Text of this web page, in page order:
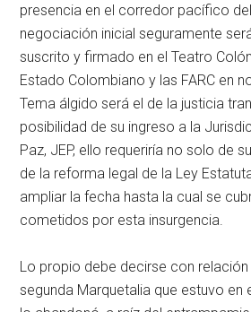
presencia en el corredor pacífico
negociación inicial seguramente
suscrito y firmado en el Teatro
Estado Colombiano y las FARC en
Tema álgido será el de la justicia
posibilidad de su ingreso a la
Paz, JEP, ello requeriría no solo de
de la reforma legal de la Ley
ampliar la fecha hasta la cual se
cometidos por esta insurgencia.
Lo propio debe decirse con relación
segunda Marquetalia que estuvo en